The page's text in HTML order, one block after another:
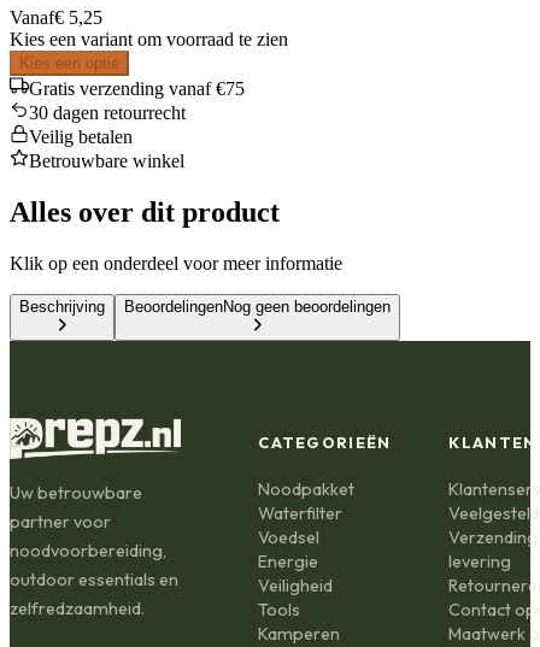
Vanaf€ 5,25
Kies een variant om voorraad te zien
Kies een optie
Gratis verzending vanaf €75
30 dagen retourrecht
Veilig betalen
Betrouwbare winkel
Alles over dit product
Klik op een onderdeel voor meer informatie
Beschrijving BeoordelingenNog geen beoordelingen
Uw betrouwbare
partner voor
noodvoorbereiding,
outdoor essentials en
zelfredzaamheid.
CATEGORIEËN
Noodpakket
Waterfilter
Voedsel
Energie
Veiligheid
Tools
Kamperen
Verzending
levering
Contact
Maatwerk